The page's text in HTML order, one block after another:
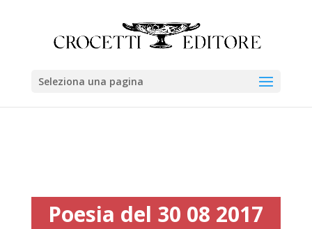
Seleziona una pagina
Poesia del 30 08 2017